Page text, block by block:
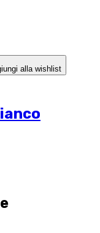
alla wishlist